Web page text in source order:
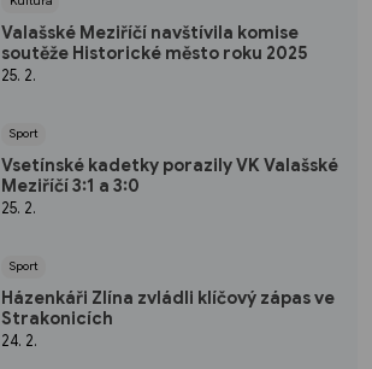
Valašské Meziříčí navštívila komise
soutěže Historické město roku 2025
25. 2.
Sport
Vsetínské kadetky porazily VK Valašské
Meziříčí 3:1 a 3:0
25. 2.
Sport
Házenkáři Zlína zvládli klíčový zápas ve
Strakonicích
24. 2.